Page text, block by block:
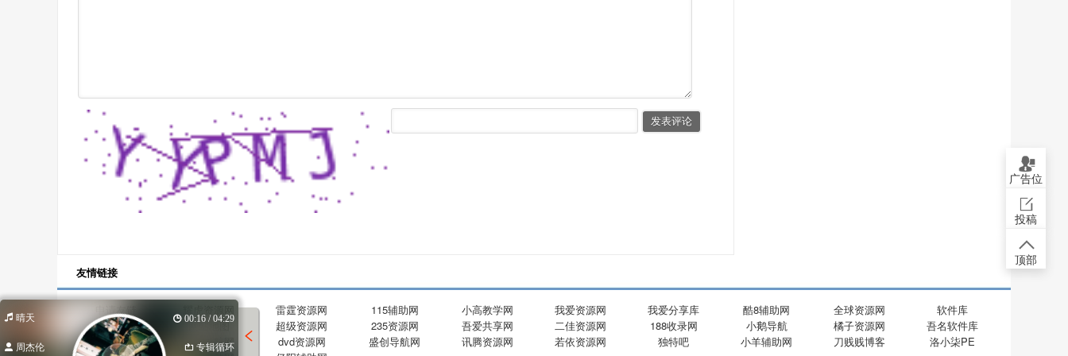
友情链接
申请友链 雷霆资源网 115辅助网 小高教学网 我爱资源网 我爱分享库 酷8辅助网 全球资源网
软件库
沈梦资源网
网站地图 超级资源网 235资源网 吾爱共享网 二佳资源网 188收录网 小鹅导航 橘子资源网
吾名软件库
酷玩资源网
小温导航网 dvd资源网 盛创导航网 讯腾资源网 若依资源网 独特吧 小羊辅助网 刀贱贱博客
洛小柒PE
广告位
投稿
顶部
晴天 00:16 / 04:29
周杰伦 专辑循环